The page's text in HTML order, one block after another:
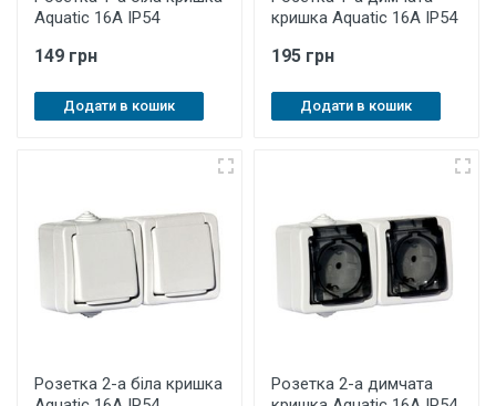
Aquatic 16A IP54
149 грн
Додати в кошик
кришка Aquatic 16A IP54
195 грн
Додати в кошик
Розетка 2-а біла кришка
Розетка 2-а димчата